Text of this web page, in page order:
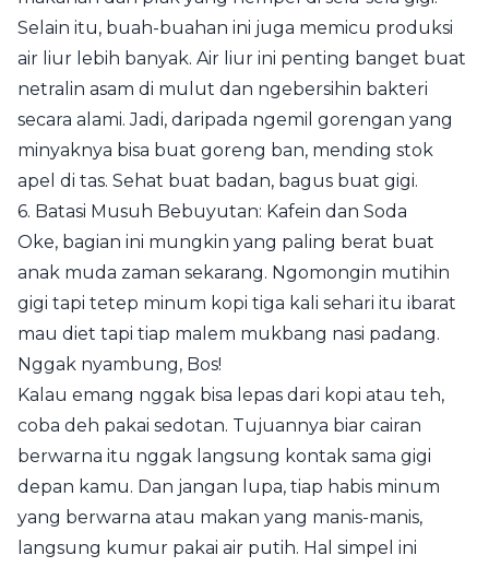
Selain itu, buah-buahan ini juga memicu produksi
air liur lebih banyak. Air liur ini penting banget buat
netralin asam di mulut dan ngebersihin bakteri
secara alami. Jadi, daripada ngemil gorengan yang
minyaknya bisa buat goreng ban, mending stok
apel di tas. Sehat buat badan, bagus buat gigi.
6. Batasi Musuh Bebuyutan: Kafein dan Soda
Oke, bagian ini mungkin yang paling berat buat
anak muda zaman sekarang. Ngomongin mutihin
gigi tapi tetep minum kopi tiga kali sehari itu ibarat
mau diet tapi tiap malem mukbang nasi padang.
Nggak nyambung, Bos!
Kalau emang nggak bisa lepas dari kopi atau teh,
coba deh pakai sedotan. Tujuannya biar cairan
berwarna itu nggak langsung kontak sama gigi
depan kamu. Dan jangan lupa, tiap habis minum
yang berwarna atau makan yang manis-manis,
langsung kumur pakai air putih. Hal simpel ini